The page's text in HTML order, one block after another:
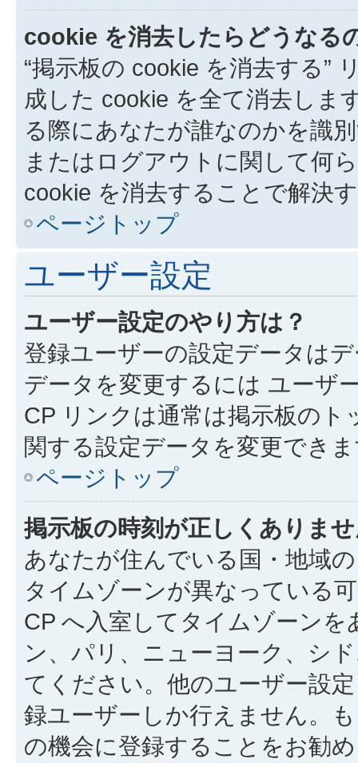
cookie を消去したらどうなる
“掲示板の cookie を消去する”
成した cookie を全て消去しま
る際にあなたが誰なのかを識
またはログアウトに関して何
cookie を消去することで解決
ページトップ
ユーザー設定
ユーザー設定のやり方は？
登録ユーザーの設定データは
データを変更するには ユーザ
CP リンクは通常は掲示板の
関する設定データを変更でき
ページトップ
掲示板の時刻が正しくありま
あなたが住んでいる国・地域
タイムゾーンが異なっている
CP へ入室してタイムゾーン
ン、パリ、ニューヨーク、シ
てください。他のユーザー設
録ユーザーしか行えません。
の機会に登録することをお勧